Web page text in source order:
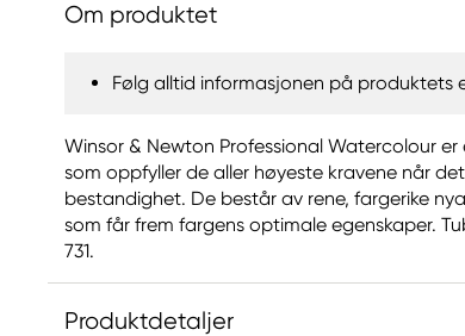
Om produktet
Følg alltid informasjonen på produktets
Winsor & Newton Professional Watercolour
som oppfyller de aller høyeste kravene når
bestandighet. De består av rene, fargerike
som får frem fargens optimale egenskaper.
731.
Produktdetaljer